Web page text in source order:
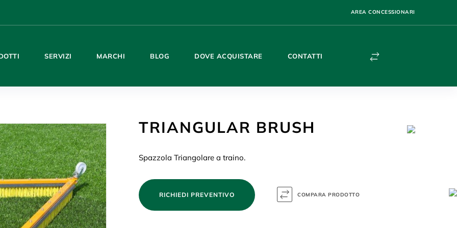
AREA CONCESSIONARI
SERVIZI MARCHI BLOG DOVE ACQUISTARE CONTATTI
TRIANGULAR BRUSH
Spazzola Triangolare a traino.
RICHIEDI PREVENTIVO